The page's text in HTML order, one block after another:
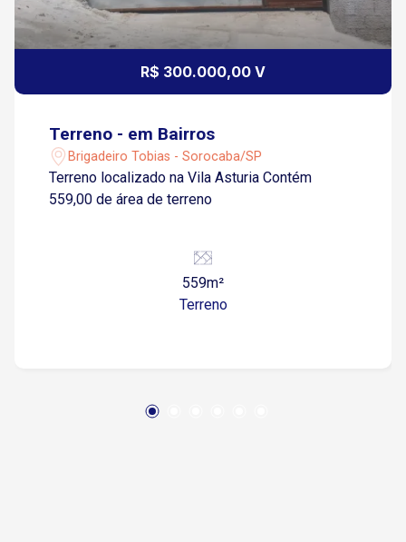
R$ 300.000,00 V
Terreno - em Bairros
Brigadeiro Tobias - Sorocaba/SP
Terreno localizado na Vila Asturia Contém
559,00 de área de terreno
559m²
Terreno